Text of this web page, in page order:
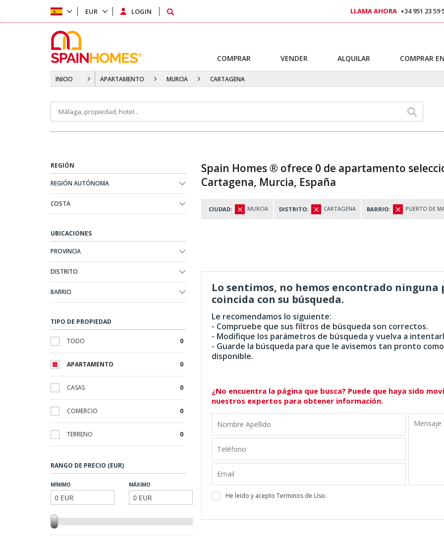
INICIO APARTAMENTO MURCIA CARTAGENA
REGIÓN
REGIÓN AUTÓNOMA
COSTA
UBICACIONES
PROVINCIA
DISTRITO
BARRIO
TIPO DE PROPIEDAD
TODO 0
APARTAMENTO 0
CASAS 0
COMERCIO 0
TERRENO 0
RANGO DE PRECIO (EUR)
MÍNIMO MÁXIMO
Spain Homes ® ofrece 0 de apartamento
Cartagena, Murcia, España
CIUDAD: MURCIA DISTRITO: CARTAGENA BARRIO: PUERTO DE
Lo sentimos, no hemos encontrado ninguna
coincida con su búsqueda.
Le recomendamos lo siguiente:
- Compruebe que sus filtros de búsqueda son correctos.
- Modifique los parámetros de búsqueda y vuelva a
- Guarde la búsqueda para que le avisemos tan pronto
disponible.
¿No encuentra la página que busca? Puede que haya sido
nuestros expertos para obtener información.
He leido y acepto Terminos de Uso.
EUR LOGIN LLAMA AHORA +34 951 23 59
COMPRAR VENDER ALQUILAR COMPRAR